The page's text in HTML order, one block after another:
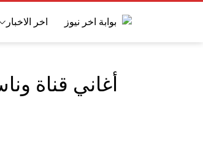
اخر الاخبار
أغاني قناة وناسة